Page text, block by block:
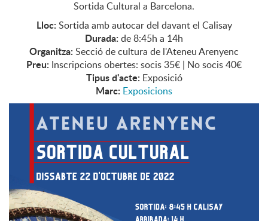
Sortida Cultural a Barcelona.
Lloc: Sortida amb autocar del davant el Calisay
Durada: de 8:45h a 14h
Organitza: Secció de cultura de l'Ateneu Arenyenc
Preu: Inscripcions obertes: socis 35€ | No socis 40€
Tipus d'acte: Exposició
Marc: Exposicions